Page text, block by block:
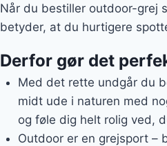
Når du bestiller outdoor-grej
betyder, at du hurtigere
Derfor gør det
Med det rette undgår du
midt ude i naturen med
og føle dig helt rolig ved,
Outdoor er en grejsport –